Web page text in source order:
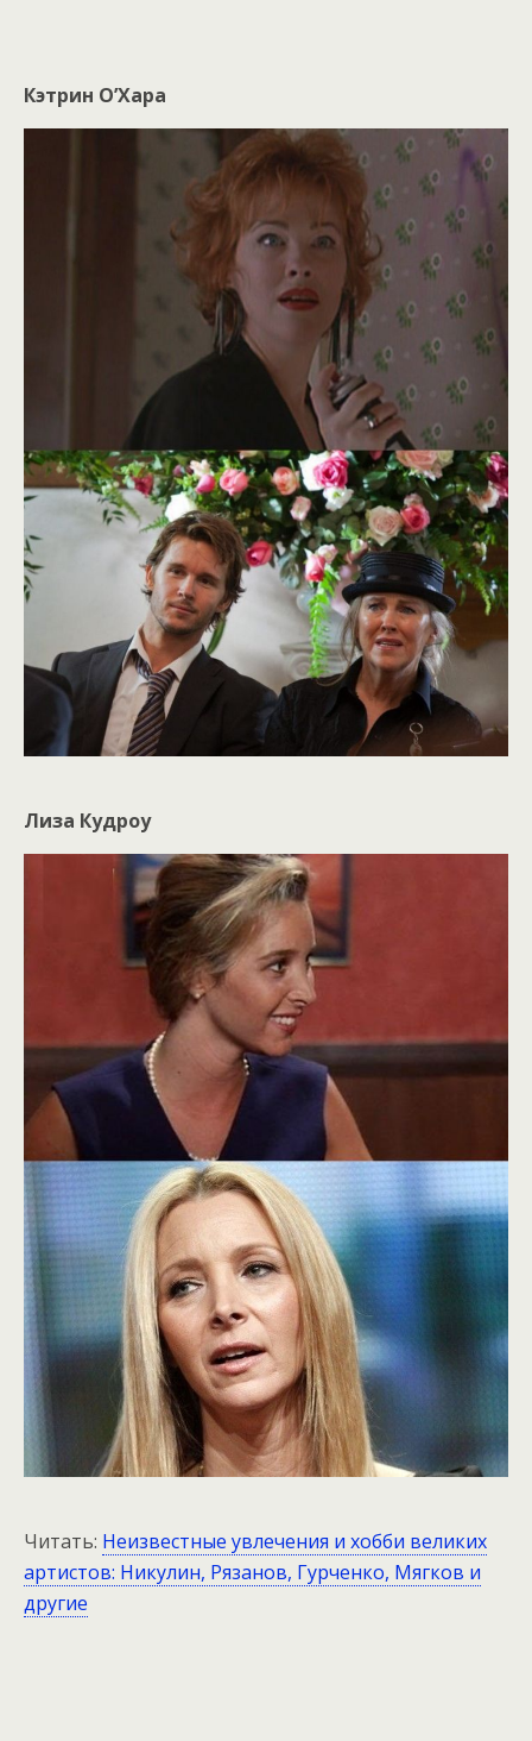
Кэтрин О’Хара
Лиза Кудроу
Читать: Неизвестные увлечения и хобби великих
артистов: Никулин, Рязанов, Гурченко, Мягков и
другие